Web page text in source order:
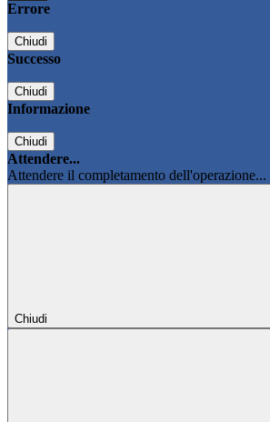
Errore
Chiudi
Successo
Chiudi
Informazione
Chiudi
Attendere...
Attendere il completamento dell'operazione...
Chiudi